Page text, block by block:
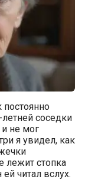
соседки
не мог
я увидел, как
лежит стопка
читал вслух.